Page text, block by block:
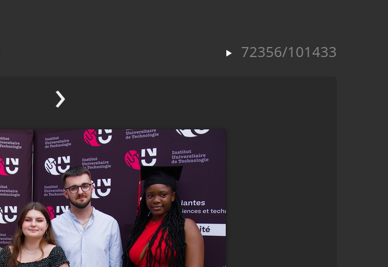
72356/101433
›